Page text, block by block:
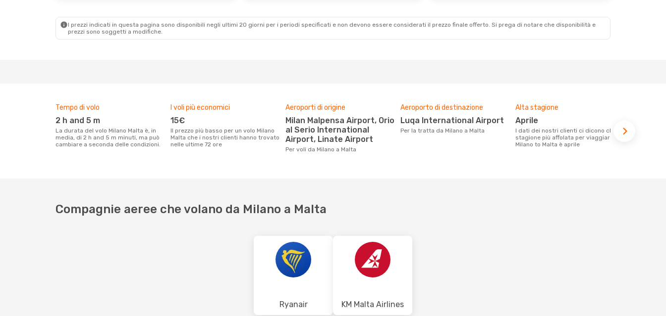
MLA
- MIL - MIL
I prezzi indicati in questa pagina sono disponibili negli ultimi 20 giorni per i periodi specificati e non devono essere considerati il ​​prezzo finale offerto. Si prega di notare che disponibilità e
prezzi sono soggetti a modifiche.
Tempo di volo
2 h and 5 m
La durata del volo Milano Malta è, in
media, di 2 h and 5 m minuti, ma può
cambiare a seconda delle condizioni.
I voli più economici
15€
Il prezzo più basso per un volo Milano
Malta che i nostri clienti hanno trovato
nelle ultime 72 ore
Aeroporti di origine
Milan Malpensa Airport, Orio
al Serio International
Airport, Linate Airport
Per voli da Milano a Malta
Aeroporto di destinazione
Luqa International Airport
Per la tratta da Milano a Malta
Alta stagione
aprile
I dati dei nostri clienti ci dicono che la
stagione più affolata per viaggiare da
Milano to Malta è aprile
Compagnie aeree che volano da Milano a Malta
Ryanair KM Malta Airlines